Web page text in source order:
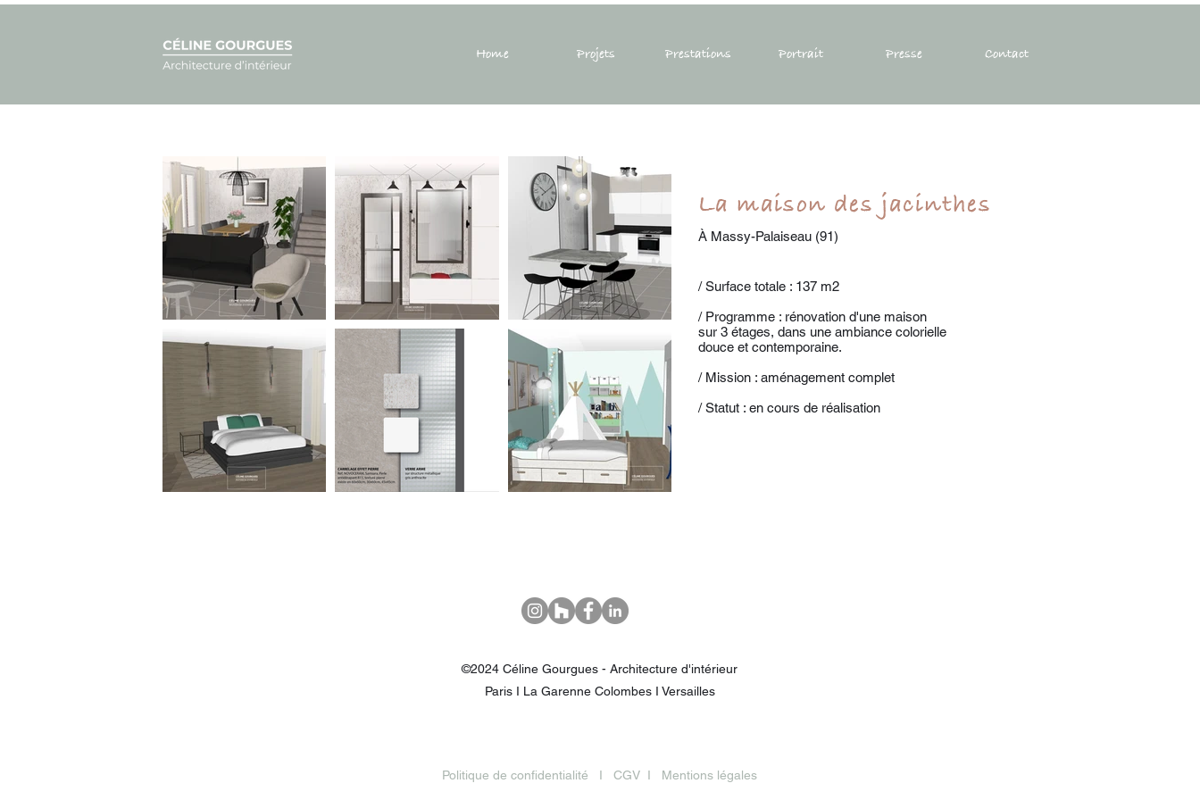
Home Projets Prestations Portrait Presse Contact
La maison des jacinthes
À Massy-Palaiseau (91)
/ Surface totale : 137 m2
/ Programme : rénovation d'une maison
sur 3 étages, dans une ambiance colorielle
douce et contemporaine.
/ Mission : aménagement complet
/ Statut : en cours de réalisation
©2024 Céline Gourgues - Architecture d'intérieur
Paris I La Garenne Colombes I Versailles
Politique de confidentialité I CGV I Mentions légales